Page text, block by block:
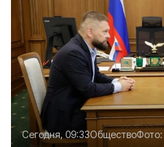
Сегодня, 09:33ОбществоФото: